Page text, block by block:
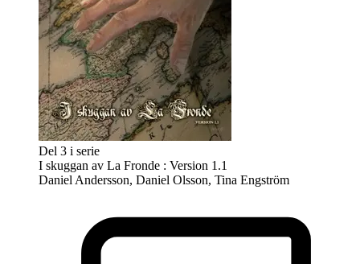
Del 3 i serie
I skuggan av La Fronde : Version 1.1
Daniel Andersson, Daniel Olsson, Tina Engström